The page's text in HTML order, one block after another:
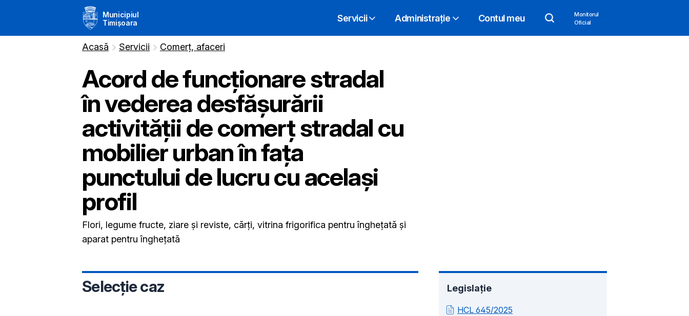
Municipiul
Timișoara
Servicii Administrație Contul meu
Monitorul
Oficial
Acasă Servicii Comerț, afaceri
Acord de funcţionare stradal
în vederea desfăşurării
activităţii de comerţ stradal cu
mobilier urban în faţa
punctului de lucru cu același
profil
Flori, legume fructe, ziare și reviste, cărți, vitrina frigorifica pentru înghețată și
aparat pentru înghețată
Selecție caz Legislație
HCL 645/2025